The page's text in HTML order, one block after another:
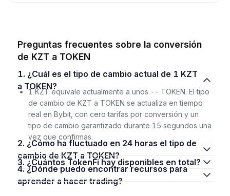
Preguntas frecuentes sobre la conversión
de KZT a TOKEN
1. ¿Cuál es el tipo de cambio actual de 1 KZT
a TOKEN?
1 KZT equivale actualmente a unos -- TOKEN. El tipo
de cambio de KZT a TOKEN se actualiza en tiempo
real en Bybit, con cero tarifas por conversión y un
tipo de cambio garantizado durante 15 segundos una
vez que confirmas.
2. ¿Cómo ha fluctuado en 24 horas el tipo de
cambio de KZT a TOKEN?
3. ¿Cuántos TokenFi hay disponibles en total?
4. ¿Dónde puedo encontrar recursos para
aprender a hacer trading?